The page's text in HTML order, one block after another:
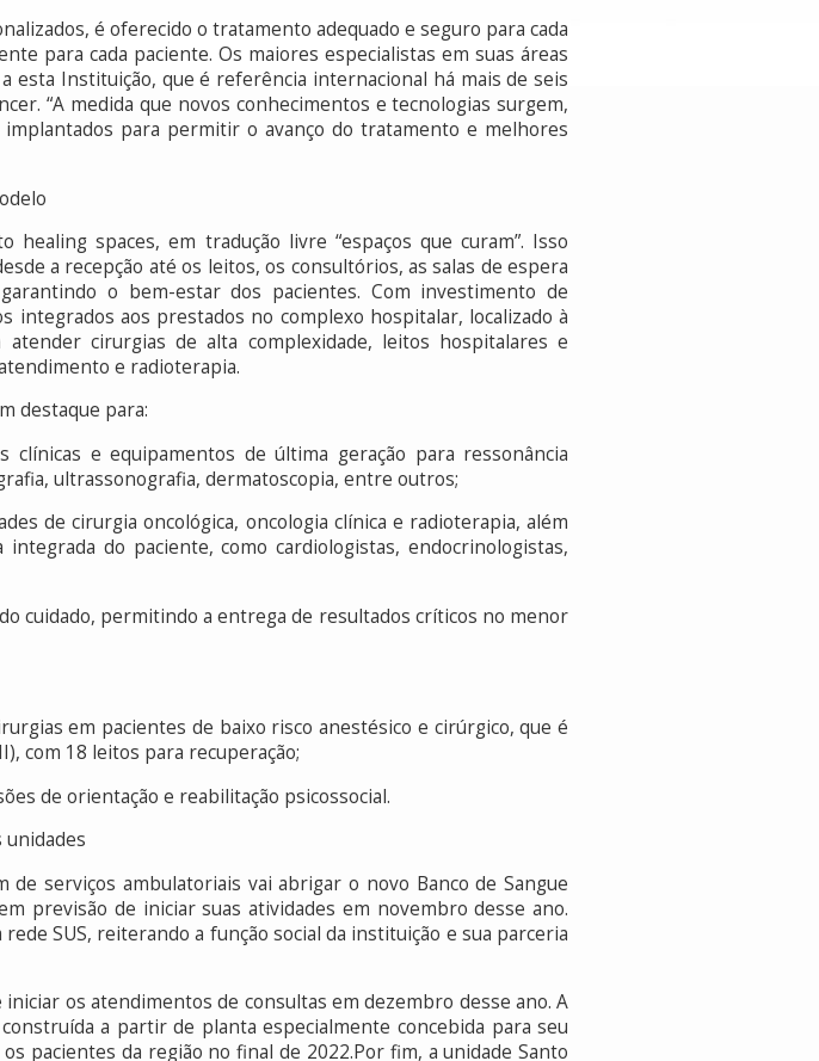
é oferecido o tratamento adequado e seguro para cada
para cada paciente. Os maiores especialistas em suas áreas
esta Instituição, que é referência internacional há mais de seis
“A medida que novos conhecimentos e tecnologias surgem,
para permitir o avanço do tratamento e melhores
spaces, em tradução livre “espaços que curam”. Isso
a recepção até os leitos, os consultórios, as salas de espera
o bem-estar dos pacientes. Com investimento de
integrados aos prestados no complexo hospitalar, localizado à
cirurgias de alta complexidade, leitos hospitalares e
e radioterapia.
destaque para:
e equipamentos de última geração para ressonância
ultrassonografia, dermatoscopia, entre outros;
de cirurgia oncológica, oncologia clínica e radioterapia, além
do paciente, como cardiologistas, endocrinologistas,
cuidado, permitindo a entrega de resultados críticos no menor
em pacientes de baixo risco anestésico e cirúrgico, que é
com 18 leitos para recuperação;
de orientação e reabilitação psicossocial.
unidades
de serviços ambulatoriais vai abrigar o novo Banco de Sangue
previsão de iniciar suas atividades em novembro desse ano.
SUS, reiterando a função social da instituição e sua parceria
os atendimentos de consultas em dezembro desse ano. A
a partir de planta especialmente concebida para seu
pacientes da região no final de 2022.Por fim, a unidade Santo